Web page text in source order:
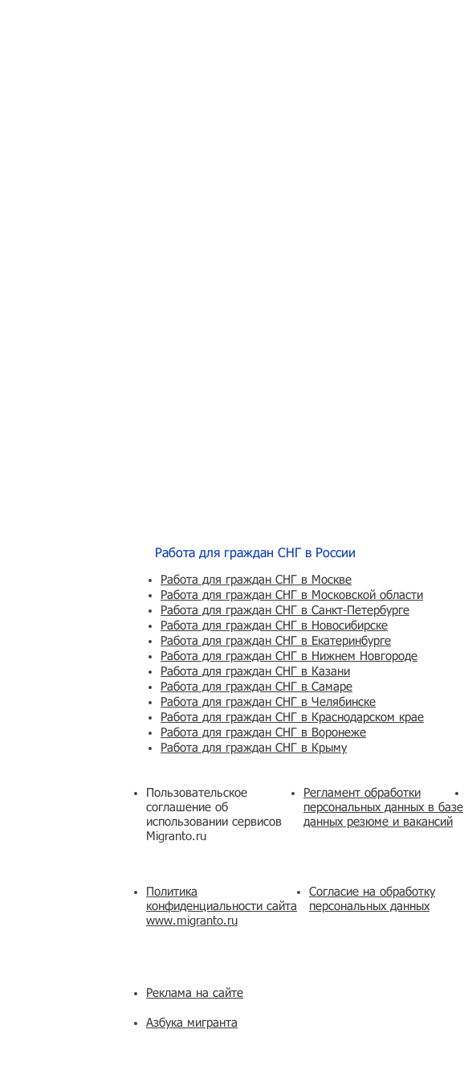
Работа для граждан СНГ в России
Работа для граждан СНГ в Москве
Работа для граждан СНГ в Московской области
Работа для граждан СНГ в Санкт-Петербурге
Работа для граждан СНГ в Новосибирске
Работа для граждан СНГ в Екатеринбурге
Работа для граждан СНГ в Нижнем Новгороде
Работа для граждан СНГ в Казани
Работа для граждан СНГ в Самаре
Работа для граждан СНГ в Челябинске
Работа для граждан СНГ в Краснодарском крае
Работа для граждан СНГ в Воронеже
Работа для граждан СНГ в Крыму
Пользовательское
соглашение об
использовании сервисов
Migranto.ru
Регламент обработки
персональных данных в базе
данных резюме и вакансий
Политика
конфиденциальности сайта
www.migranto.ru
Согласие на обработку
персональных данных
Реклама на сайте
Азбука мигранта